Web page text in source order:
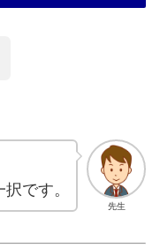
先生
です。